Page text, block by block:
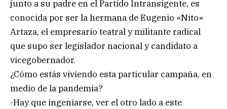
junto a su padre en el Partido Intransigente, es
conocida por ser la hermana de Eugenio «Nito»
Artaza, el empresario teatral y militante radical
que supo ser legislador nacional y candidato a
vicegobernador.
¿Cómo estás viviendo esta particular campaña, en
medio de la pandemia?
-Hay que ingeniarse, ver el otro lado a este